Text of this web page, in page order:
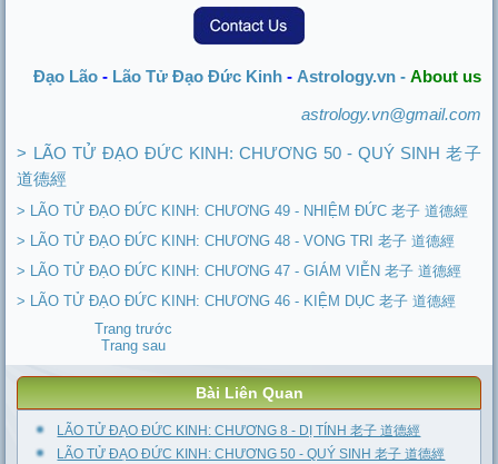
Đạo Lão- Lão Tử Đạo Đức Kinh- Astrology.vn - About us
astrology.vn@gmail.com
> LÃO TỬ ĐẠO ĐỨC KINH: CHƯƠNG 50 - QUÝ SINH 老子
道德經
> LÃO TỬ ĐẠO ĐỨC KINH: CHƯƠNG 49 - NHIỆM ĐỨC 老子 道德經
> LÃO TỬ ĐẠO ĐỨC KINH: CHƯƠNG 48 - VONG TRI 老子 道德經
> LÃO TỬ ĐẠO ĐỨC KINH: CHƯƠNG 47 - GIÁM VIỄN 老子 道德經
> LÃO TỬ ĐẠO ĐỨC KINH: CHƯƠNG 46 - KIỆM DỤC 老子 道德經
Trang trước
Trang sau
Bài Liên Quan
LÃO TỬ ĐẠO ĐỨC KINH: CHƯƠNG 8 - DỊ TÍNH 老子 道德經
LÃO TỬ ĐẠO ĐỨC KINH: CHƯƠNG 50 - QUÝ SINH 老子 道德經